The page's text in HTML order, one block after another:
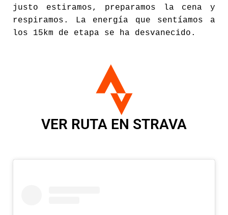
justo estiramos, preparamos la cena y
respiramos. La energía que sentíamos a
los 15km de etapa se ha desvanecido.
VER RUTA EN STRAVA